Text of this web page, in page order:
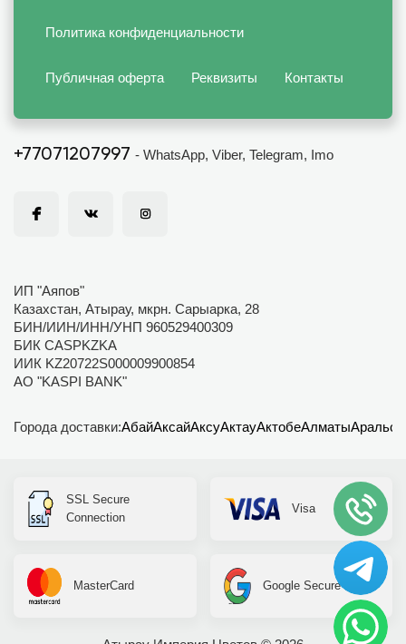
Политика конфиденциальности
Публичная оферта Реквизиты Контакты
+77071207997 - WhatsApp, Viber, Telegram, Imo
ИП "Аяпов"
Казахстан, Атырау, мкрн. Сарыарка, 28
БИН/ИИН/ИНН/УНП 960529400309
БИК CASPKZKA
ИИК KZ20722S000009900854
АО "KASPI BANK"
Города доставки:АбайАксайАксуАктауАктобеАлматыАральск
SSL Secure
Connection
Visa
MasterCard Google Secure